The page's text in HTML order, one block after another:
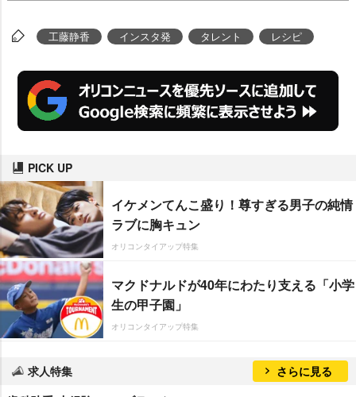
工藤静香 インスタ発 タレント レシピ
PICK UP
イケメンてんこ盛り！尊すぎる男子の純情
ラブに胸キュン
オリコンタイアップ特集
マクドナルドが40年にわたり支える「小学
生の甲子園」
オリコンタイアップ特集
求人特集 さらに見る